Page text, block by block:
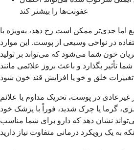
عفونت‌ها را بیشتر کند
اما جدی‌تر ممکن است رخ دهد، به‌ویژه با
در نواحی وسیعی از پوست. این موارد
خون شما می‌شود که می‌تواند بر تولید
تأثیر بگذارد و باعث بروز علائمی مانند
غیرعادی در پوست، تحریک مداوم یا علائم
گرما یا چرک شدید، فوراً با پزشک خود
نشان دهد که دارو برای شما مناسب